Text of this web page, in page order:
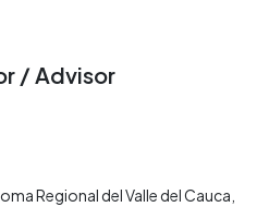
/ Advisor
Regional del Valle del Cauca,